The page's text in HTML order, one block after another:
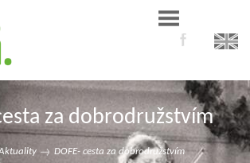
za dobrodružstvím
DOFE- cesta za dobrodružstvím